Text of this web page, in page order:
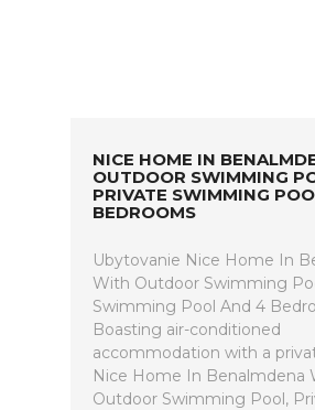
NICE HOME IN
OUTDOOR SWIMMING
PRIVATE SWIMMING
BEDROOMS
Ubytovanie Nice Home In
With Outdoor Swimming
Swimming Pool And 4
Boasting air-conditioned
accommodation with a
Nice Home In Benalmdena
Outdoor Swimming Pool,